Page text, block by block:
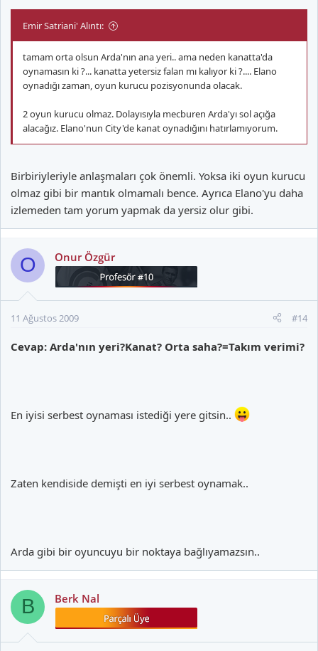
vursunlar ve top carpa carpa masa tenisi oynuyomus gibi girsin
kaleye. muthis olur. Buyuk takima bu yakisir. Arda da ozellikle
kanatta olsunki rakip defanstan sonra kewell ve elano'ya calim
bize.
Emir Satriani' Alıntı:
tamam orta olsun Arda'nın ana yeri.. ama neden kanatta'da
oynamasın ki ?... kanatta yetersiz falan mı kalıyor ki ?.... Elano
oynadığı zaman, oyun kurucu pozisyonunda olacak.
2 oyun kurucu olmaz. Dolayısıyla mecburen Arda'yı sol açığa
alacağız. Elano'nun City'de kanat oynadığını hatırlamıyorum.
Birbiriyleriyle anlaşmaları çok önemli. Yoksa iki oyun kurucu
olmaz gibi bir mantık olmamalı bence. Ayrıca Elano'yu daha
izlemeden tam yorum yapmak da yersiz olur gibi.
O Onur Özgür
11 Ağustos 2009 #14
Cevap: Arda'nın yeri?Kanat? Orta saha?=Takım verimi?
En iyisi serbest oynaması istediği yere gitsin..
Zaten kendiside demişti en iyi serbest oynamak..
Arda gibi bir oyuncuyu bir noktaya bağlıyamazsın..
B Berk Nal